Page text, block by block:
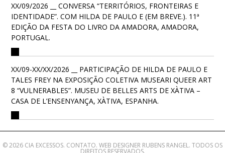
XX/09/2026 __ CONVERSA “TERRITÓRIOS, FRONTEIRAS E
IDENTIDADE”. COM HILDA DE PAULO E (EM BREVE.). 11ª
EDIÇÃO DA FESTA DO LIVRO DA AMADORA, AMADORA,
PORTUGAL.
XX/09-XX/XX/2026 __ PARTICIPAÇÃO DE HILDA DE PAULO E
TALES FREY NA EXPOSIÇÃO COLETIVA MUSEARI QUEER ART
8 “VULNERABLES”. MUSEU DE BELLES ARTS DE XÀTIVA –
CASA DE L’ENSENYANÇA, XÀTIVA, ESPANHA.
© 2026 CIA EXCESSOS. CONTATO. WEB DESIGNER RUBENS RANGEL. TODOS OS